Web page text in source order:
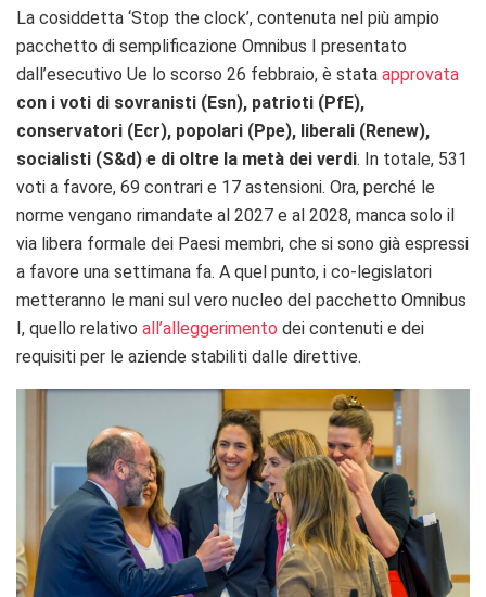
La cosiddetta ‘Stop the clock’, contenuta nel più ampio
pacchetto di semplificazione Omnibus I presentato
dall’esecutivo Ue lo scorso 26 febbraio, è stata approvata
con i voti di sovranisti (Esn), patrioti (PfE),
conservatori (Ecr), popolari (Ppe), liberali (Renew),
socialisti (S&d) e di oltre la metà dei verdi. In totale, 531
voti a favore, 69 contrari e 17 astensioni. Ora, perché le
norme vengano rimandate al 2027 e al 2028, manca solo il
via libera formale dei Paesi membri, che si sono già espressi
a favore una settimana fa. A quel punto, i co-legislatori
metteranno le mani sul vero nucleo del pacchetto Omnibus
I, quello relativo all’alleggerimento dei contenuti e dei
requisiti per le aziende stabiliti dalle direttive.